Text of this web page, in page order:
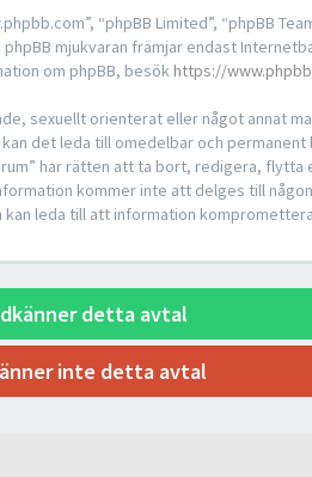
“phpBB Limited”, “phpBB
. phpBB mjukvaran främjar endast
om phpBB, besök https://
sexuellt orienterat eller något annat
det leda till omedelbar och
har rätten att ta bort, redigera,
kommer inte att delges till
kan leda till att information
detta avtal
inte detta avtal